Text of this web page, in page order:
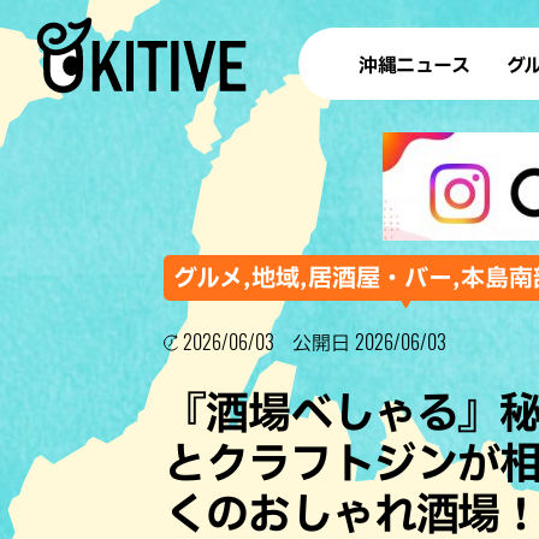
沖縄ニュース グ
ラ
テイ
すし
沖
ステ
その他
ブッフェ
グルメ,地域,居酒屋・バー,本島
2026/06/03 公開日 2026/06/03
『酒場べしゃる』
とクラフトジンが
くのおしゃれ酒場